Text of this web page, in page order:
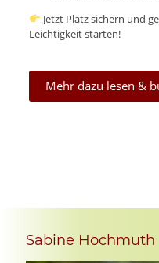
Jetzt Platz sichern und
Leichtigkeit starten!
Mehr dazu lesen &
Sabine Hochmuth